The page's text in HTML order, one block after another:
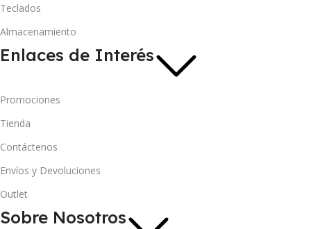
Teclados
Almacenamiento
Enlaces de Interés
Promociones
Tienda
Contáctenos
Envíos y Devoluciones
Outlet
Sobre Nosotros